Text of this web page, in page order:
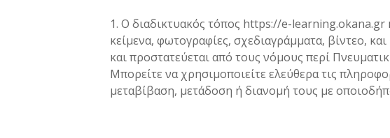
1. Ο διαδικτυακός τόπος https://e-learning.okana.gr
κείμενα, φωτογραφίες, σχεδιαγράμματα, βίντεο,
και προστατεύεται από τους νόμους περί
Μπορείτε να χρησιμοποιείτε ελεύθερα τις
μεταβίβαση, μετάδοση ή διανομή τους με